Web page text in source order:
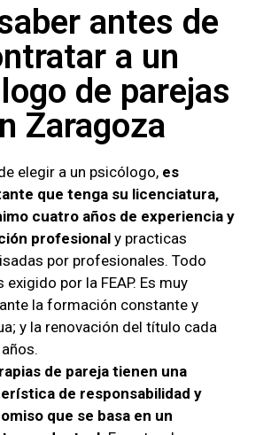
antes de
a un
de parejas
Zaragoza
elegir a un psicólogo, es
que tenga su licenciatura,
cuatro años de experiencia y
profesionaly practicas
por profesionales. Todo
exigido por la FEAP. Es muy
la formación constante y
y la renovación del título cada
de pareja tienen una
de responsabilidad y
que se basa en un